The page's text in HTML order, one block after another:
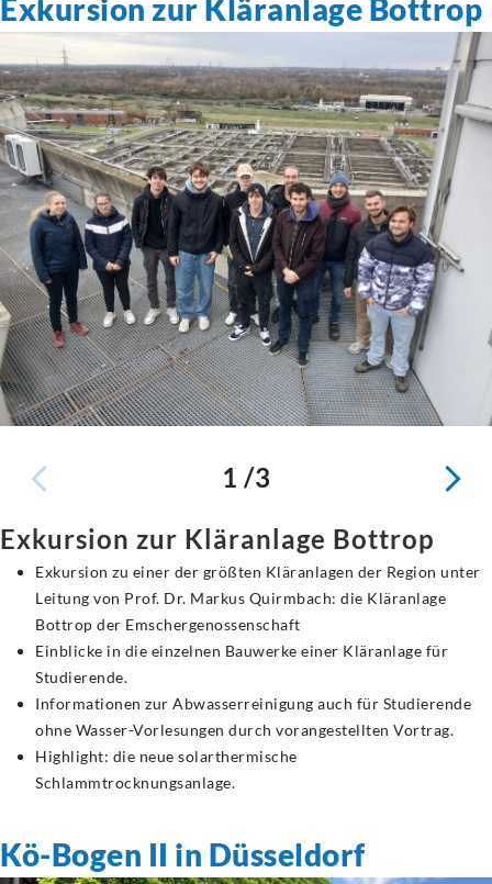
Exkursion zur Kläranlage Bottrop
1 /3
Exkursion zur Kläranlage Bottrop
Exkursion zu einer der größten Kläranlagen der Region unter
Leitung von Prof. Dr. Markus Quirmbach: die Kläranlage
Bottrop der Emschergenossenschaft
Einblicke in die einzelnen Bauwerke einer Kläranlage für
Studierende.
Informationen zur Abwasserreinigung auch für Studierende
ohne Wasser-Vorlesungen durch vorangestellten Vortrag.
Highlight: die neue solarthermische
Schlammtrocknungsanlage.
Kö-Bogen II in Düsseldorf